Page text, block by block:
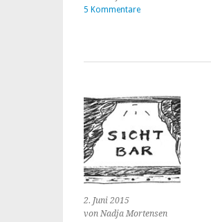
5 Kommentare
2. Juni 2015
von Nadja Mortensen